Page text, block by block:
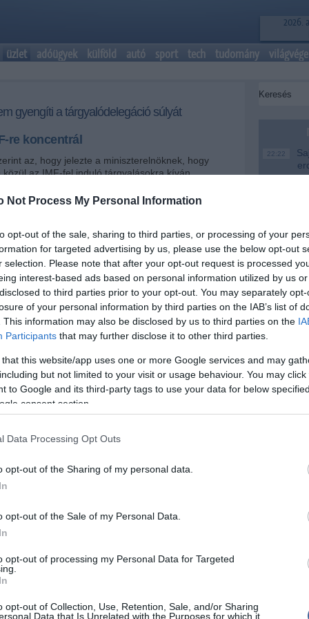
Not Process My Personal Information
opt-out of the sale, sharing to third parties, or processing of your
for targeted advertising by us, please use the below opt-out
selection. Please note that after your opt-out request is processed
interest-based ads based on personal information utilized by us
to third parties prior to your opt-out. You may separately
of your personal information by third parties on the IAB’s list of
This information may also be disclosed by us to third parties on the
Participants that may further disclose it to other third parties.
that this website/app uses one or more Google services and may
but not limited to your visit or usage behaviour. You may
to Google and its third-party tags to use your data for below
consent section.
Data Processing Opt Outs
opt-out of the Sharing of my personal data.
opt-out of the Sale of my Personal Data.
opt-out of processing my Personal Data for Targeted
opt-out of Collection, Use, Retention, Sale, and/or Sharing
Data that Is Unrelated with the Purposes for which it
2026.
üzlet adóügyek külföld autó sport tech tudomány világvége
gyengíti a tárgyalódelegáció súlyát
re koncentrál
az, hogy jelezte a miniszterelnöknek, hogy
közül az IMF-fel induló tárgyalásokra kíván
a konzultációkon.
+-
miniszter pénteken Szegeden ezt egy újságírói
fejtette ki, amely szerint lemondása gyengíti a
súlyát.
arra hivatkoznak, hogy bizonyos pozíciókhoz
vezetése – reagált a tárcavezető a Szegedi
tartott előadását követően.
a tárgyalások kezdete előtt teljesen helytelen és
nyilatkozni – jegyezte meg a politikus.
menetével kapcsolatban a miniszter elmondta, az
tartanak egy informális ülést, amelyen
informális, de hivatalos kapcsolatfelvétel, amely
megbeszélésen kap majd jelzést a magyar
előzetes elképzelései vannak az EU-nak és az
majd össze a menetrend, pontosan mikor,
meg a tárgyalások, s talán arról is fogunk tudni
keretek között” - mondta Fellegi Tamás.
22:22
18:19
A
14:26
12:56
11:15
Nem is
Tanár Úr